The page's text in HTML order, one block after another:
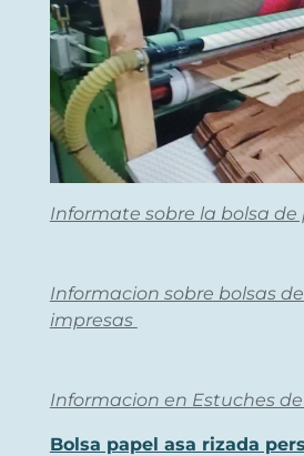
Informate sobre la bolsa
Informacion sobre bolsas
impresas
Informacion en Estuches
Bolsa papel asa rizada